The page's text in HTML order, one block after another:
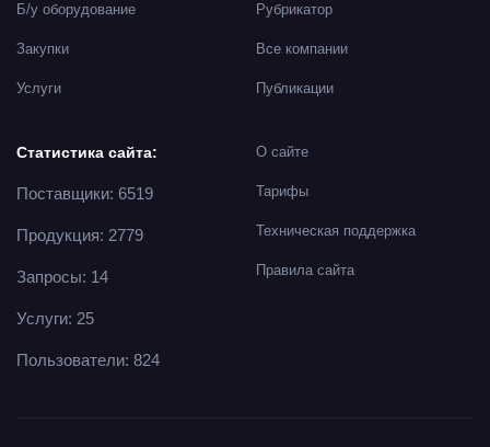
Б/у оборудование
Закупки
Услуги
Рубрикатор
Все компании
Публикации
О сайте
Тарифы
Техническая поддержка
Правила сайта
Статистика сайта:
Поставщики: 6519
Продукция: 2779
Запросы: 14
Услуги: 25
Пользователи: 824